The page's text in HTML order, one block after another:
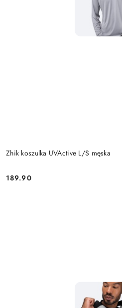
Zhik koszulka UVActive L/S męska
Cena:
189.90